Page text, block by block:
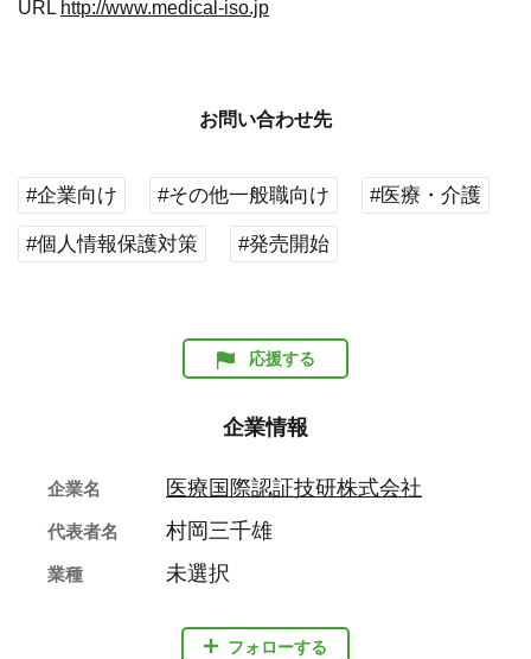
URL http://www.medical-iso.jp
お問い合わせ先
#企業向け #その他一般職向け #医療・介護
#個人情報保護対策 #発売開始
応援する
企業情報
フォローする
企業名 医療国際認証技研株式会社
代表者名 村岡三千雄
業種 未選択